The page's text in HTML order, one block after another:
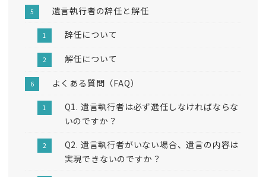
遺言執行者の辞任と解任
辞任について
解任について
よくある質問（FAQ）
Q1. 遺言執行者は必ず選任しなければならな
いのですか？
Q2. 遺言執行者がいない場合、遺言の内容は
実現できないのですか？